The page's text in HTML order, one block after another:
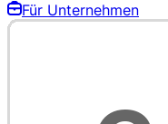
Für Unternehmen